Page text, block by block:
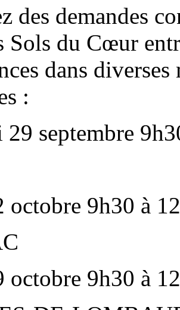
des demandes
Sols du Cœur
dans
:
septembre
octobre 9h30 à
octobre 9h30 à